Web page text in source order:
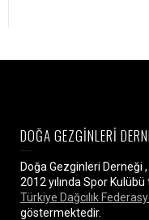
DOĞA GEZGİNLERİ
Doğa Gezginleri Derneği
2012 yılında Spor Kulübü
Türkiye Dağcılık
göstermektedir.